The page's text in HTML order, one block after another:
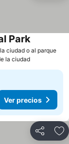
ciudad o al parque
Park
la ciudad
Ver precios
Compartir